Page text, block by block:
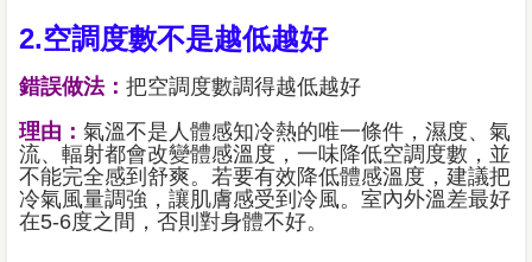
2.空調度數不是越低越好
錯誤做法： 把空調度數調得越低越好
理由： 氣溫不是人體感知冷熱的唯一條件，濕度、氣
流、輻射都會改變體感溫度，一味降低空調度數，並
不能完全感到舒爽。若要有效降低體感溫度，建議把
冷氣風量調強，讓肌膚感受到冷風。室內外溫差最好
在5-6度之間，否則對身體不好。